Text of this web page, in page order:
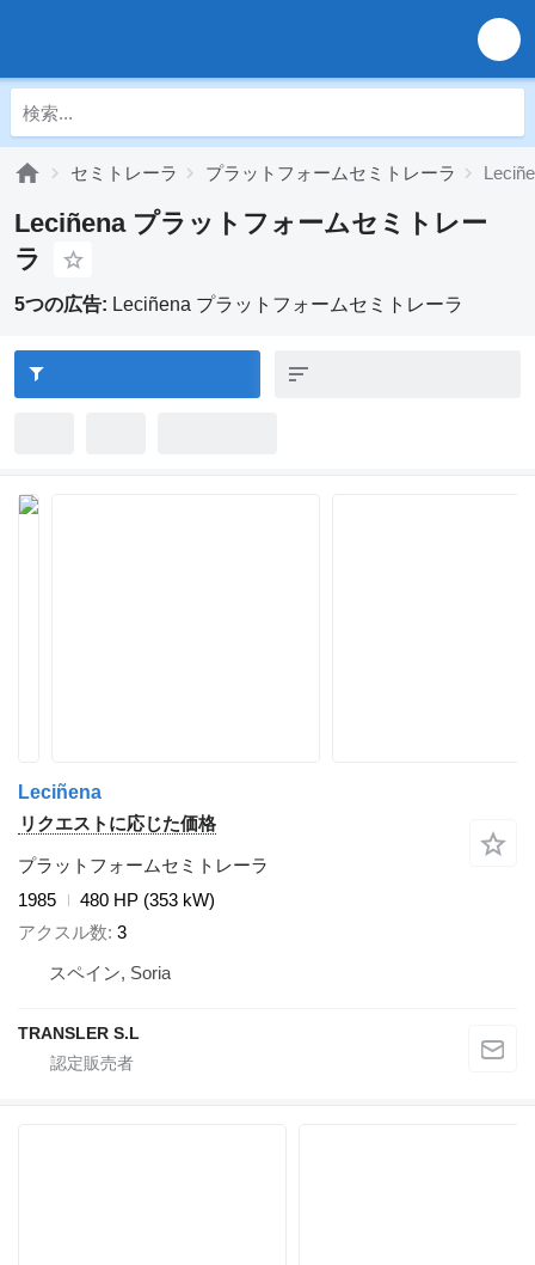
セミトレーラ プラットフォームセミトレーラ
Leciñena プラットフォームセミトレー
ラ
5つの広告: Leciñena プラットフォームセミトレーラ
Leciñena
リクエストに応じた価格
プラットフォームセミトレーラ
1985
480 HP (353 kW)
アクスル数 3
スペイン, Soria
TRANSLER S.L